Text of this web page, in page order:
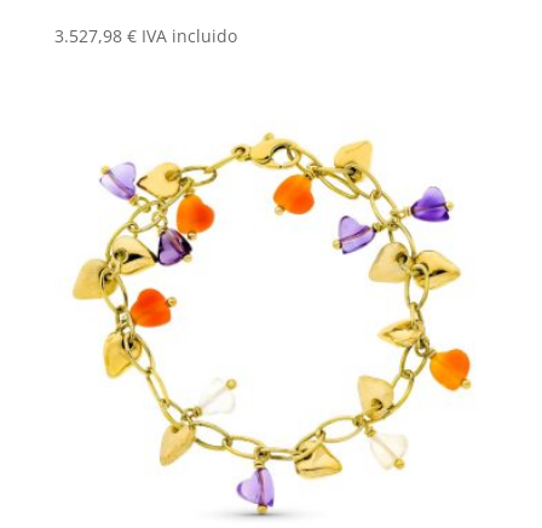
3.527,98 € IVA incluido